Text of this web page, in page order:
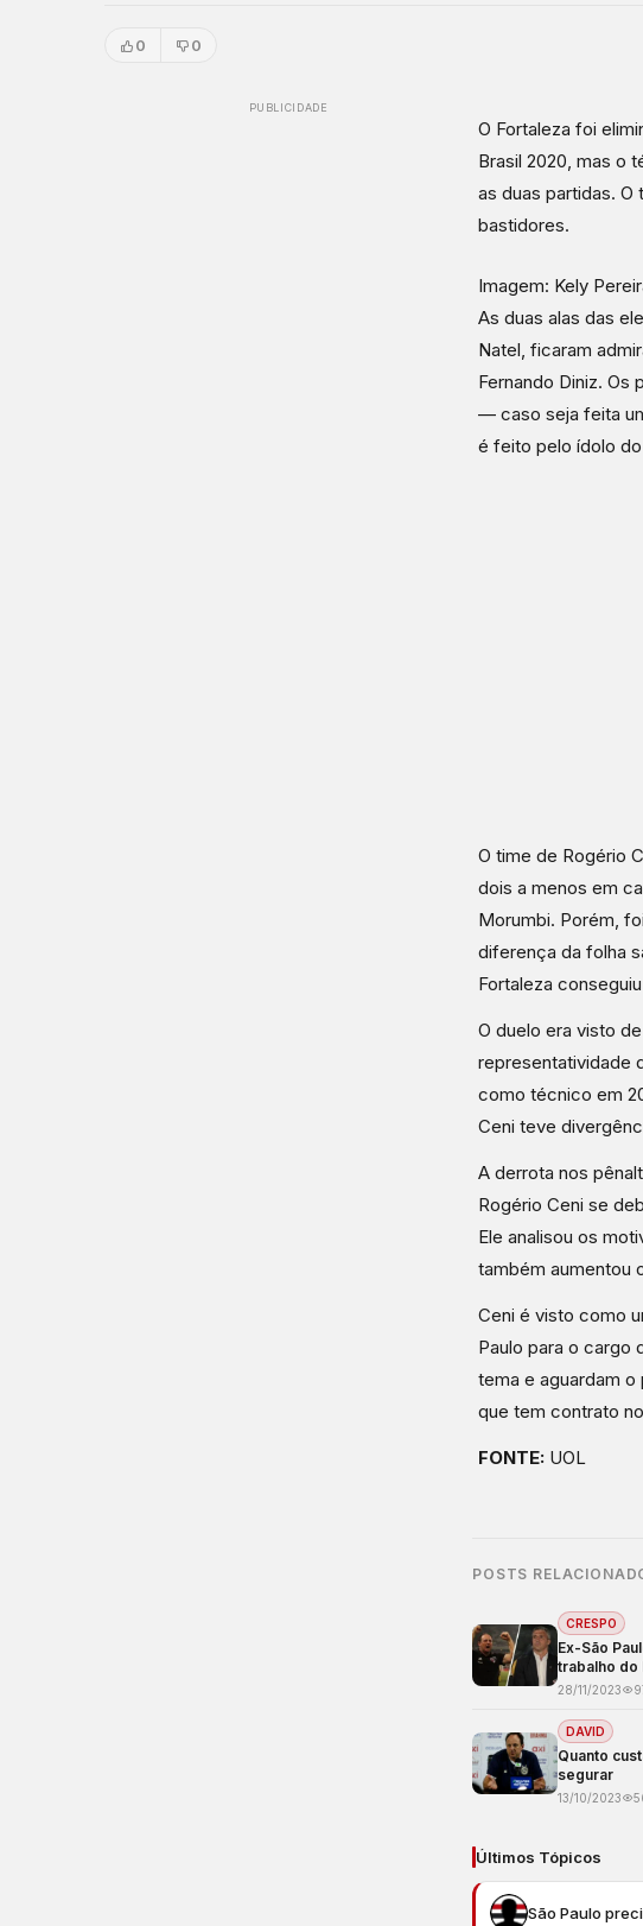
0 0
PUBLICIDADE
O Fortaleza foi
Brasil 2020, mas o
as duas partidas. O
bastidores.
Imagem: Kely
As duas alas das
Natel, ficaram
Fernando Diniz. Os
— caso seja feita
é feito pelo ídolo
O time de Rogério
dois a menos em
Morumbi. Porém,
diferença da folha
Fortaleza
O duelo era visto
representatividade
como técnico em
Ceni teve
A derrota nos
Rogério Ceni se
Ele analisou os
também aumentou
Ceni é visto como
Paulo para o cargo
tema e aguardam
que tem contrato
FONTE: UOL
POSTS
CRESPO
Ex-São
trabalho do
28/11/2023
DAVID
Quanto
segurar
13/10/2023
Últimos Tópicos
São Paulo